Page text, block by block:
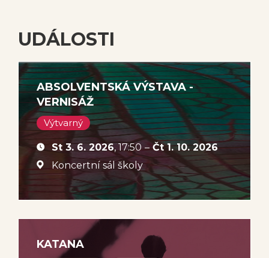
UDÁLOSTI
ABSOLVENTSKÁ VÝSTAVA -
VERNISÁŽ
Výtvarný
St 3. 6. 2026, 17:50 – Čt 1. 10. 2026
Koncertní sál školy
KATANA